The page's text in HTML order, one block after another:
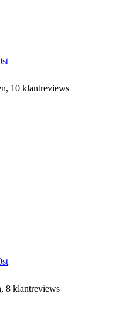
10 klantreviews
8 klantreviews